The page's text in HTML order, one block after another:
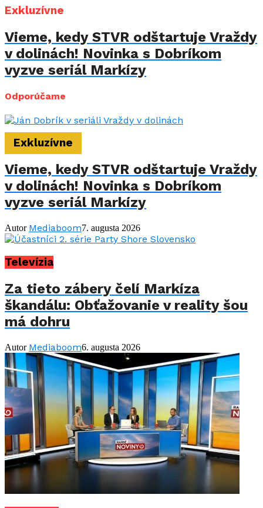
Exkluzívne
Vieme, kedy STVR odštartuje Vraždy
v dolinách! Novinka s Dobríkom
vyzve seriál Markízy
Odporúčame
Exkluzívne
Vieme, kedy STVR odštartuje Vraždy
v dolinách! Novinka s Dobríkom
vyzve seriál Markízy
Autor Mediaboom7. augusta 2026
Televízia
Za tieto zábery čelí Markíza
škandálu: Obťažovanie v reality šou
má dohru
Autor Mediaboom6. augusta 2026